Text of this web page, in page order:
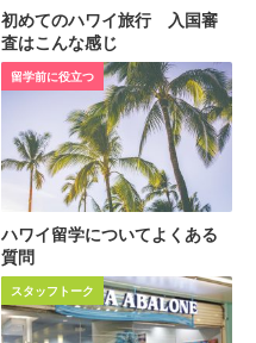
初めてのハワイ旅行 入国審
査はこんな感じ
留学前に役立つ
ハワイ留学についてよくある
質問
スタッフトーク